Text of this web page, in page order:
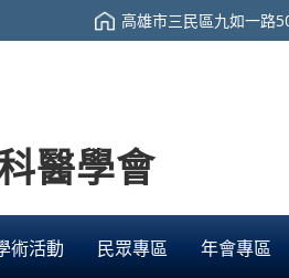
高雄市三民區九如一路
術活動 民眾專區 年會專區